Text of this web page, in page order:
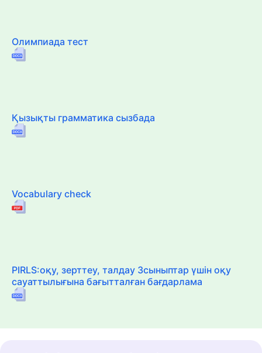
Олимпиада тест
Қызықты грамматика сызбада
Vocabulary check
PIRLS:оқу, зерттеу, талдау 3сыныптар үшін оқу
сауаттылығына бағытталған бағдарлама